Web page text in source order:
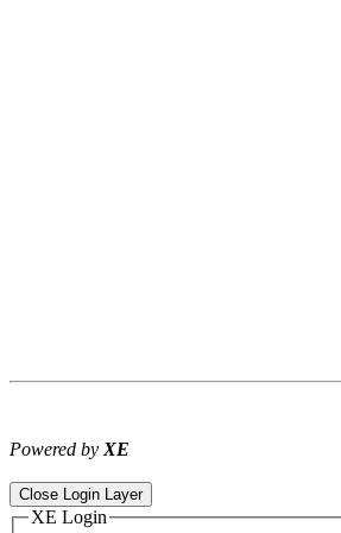
Powered by XE
Close Login Layer
XE Login